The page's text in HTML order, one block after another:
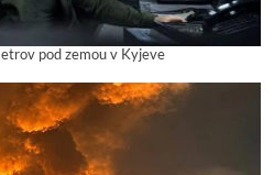
pod zemou v Kyjeve